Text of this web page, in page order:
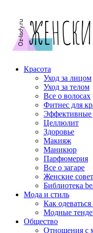
Красота
Уход за лицом
Уход за телом
Все о волосах
Фитнес для
Эффективные
Целлюлит
Здоровье
Макияж
Маникюр
Парфюмерия
Все о загаре
Женские
Библиотека
Мода и стиль
Как
Модные
Общество
Отношения с